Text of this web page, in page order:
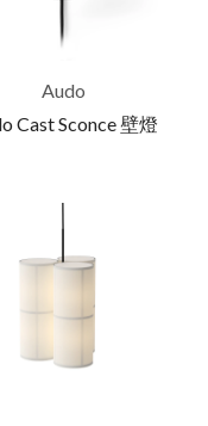
Audo
Cast Sconce 壁燈